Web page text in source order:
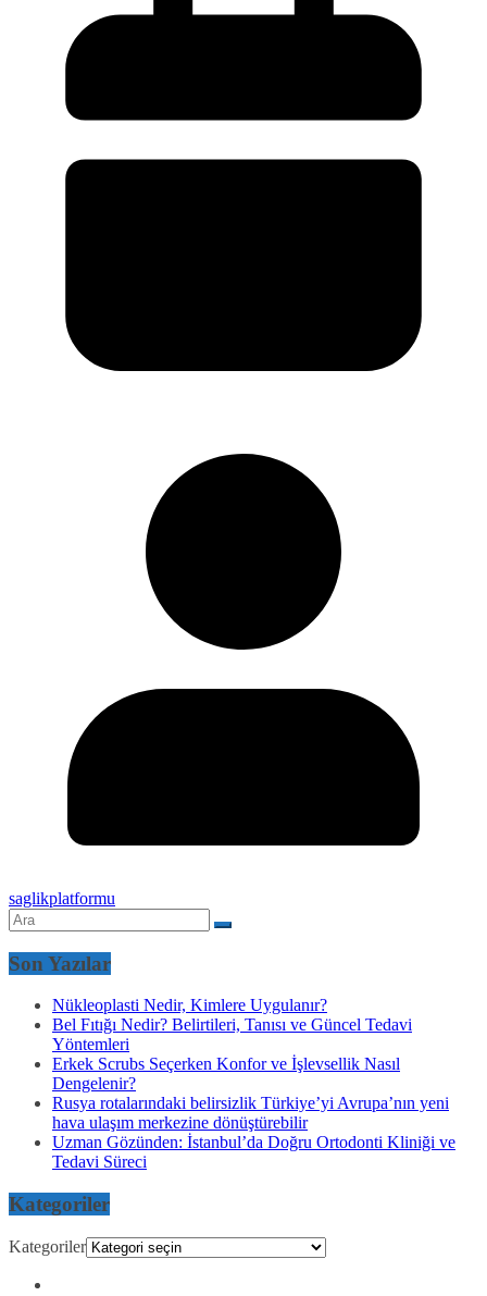
saglikplatformu
Son Yazılar
Nükleoplasti Nedir, Kimlere Uygulanır?
Bel Fıtığı Nedir? Belirtileri, Tanısı ve Güncel Tedavi
Yöntemleri
Erkek Scrubs Seçerken Konfor ve İşlevsellik Nasıl
Dengelenir?
Rusya rotalarındaki belirsizlik Türkiye’yi Avrupa’nın yeni
hava ulaşım merkezine dönüştürebilir
Uzman Gözünden: İstanbul’da Doğru Ortodonti Kliniği ve
Tedavi Süreci
Kategoriler
Kategoriler